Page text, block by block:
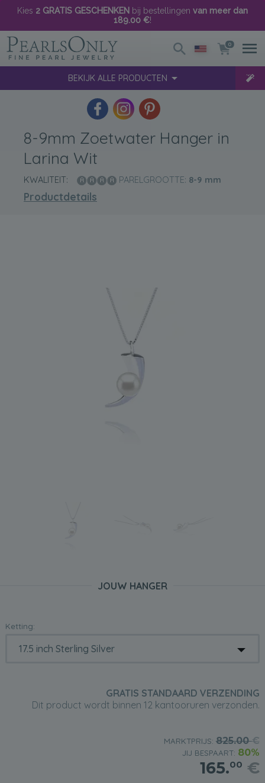
Kies 2 GRATIS GESCHENKEN bij bestellingen van meer dan
189.00 €!
0
BEKIJK ALLE PRODUCTEN
8-9mm Zoetwater Hanger in
Larina Wit
KWALITEIT: PARELGROOTTE: 8-9 mm
Productdetails
JOUW HANGER
Ketting:
GRATIS STANDAARD VERZENDING
Dit product wordt binnen 12 kantooruren verzonden.
MARKTPRIJS: 825.00€
JIJ BESPAART: 80%
165.00 €